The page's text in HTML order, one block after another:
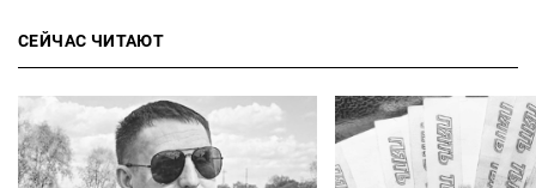
СЕЙЧАС ЧИТАЮТ